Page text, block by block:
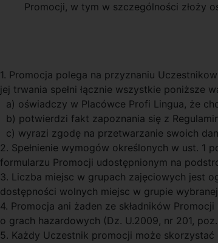
Promocji, w tym w szczególności złoży
1. Promocja polega na przyznaniu
jej trwania spełni łącznie wszystkie poniższe
a) oświadczy w Placówce Profi Lingua, że
b) potwierdzi fakt zapoznania się z
c) wyrazi zgodę na przetwarzanie swoich
2. Spełnienie wymogów określonych w ust. 1
formularzu Promocji udostępnionym na
3. Liczba miejsc w grupach zajęciowych jest
dostępności wolnych miejsc w grupie
4. Promocja ani żaden ze składników
o grach hazardowych (Dz. U.2009, nr 201,
5. Każdy Uczestnik promocji może